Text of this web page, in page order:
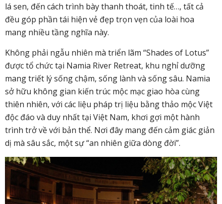
lá sen, đến cách trình bày thanh thoát, tinh tế…, tất cả
đều góp phần tái hiện vẻ đẹp trọn vẹn của loài hoa
mang nhiều tầng nghĩa này.
Không phải ngẫu nhiên mà triển lãm “Shades of Lotus”
được tổ chức tại Namia River Retreat, khu nghỉ dưỡng
mang triết lý sống chậm, sống lành và sống sâu. Namia
sở hữu không gian kiến trúc mộc mạc giao hòa cùng
thiên nhiên, với các liệu pháp trị liệu bằng thảo mộc Việt
độc đáo và duy nhất tại Việt Nam, khơi gợi một hành
trình trở về với bản thể. Nơi đây mang đến cảm giác giản
dị mà sâu sắc, một sự “an nhiên giữa dòng đời”.